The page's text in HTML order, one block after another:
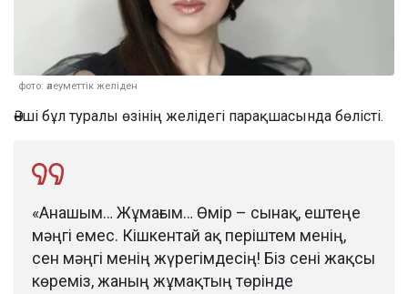
фото: әлеуметтік желіден
Әнші бұл туралы өзінің желідегі парақшасында бөлісті.
«Анашым… Жұмағым… Өмір – сынақ, ештеңе
мәңгі емес. Кішкентай ақ періштем менің,
сен мәңгі менің жүрегімдесің! Біз сені жақсы
көреміз, жаның жұмақтың төрінде